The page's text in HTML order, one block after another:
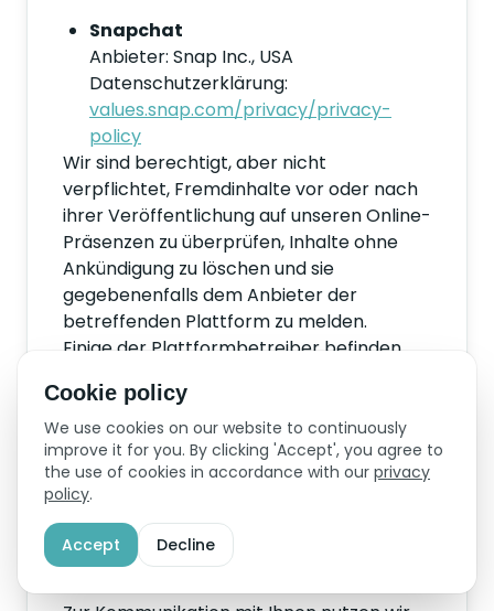
Snapchat
Anbieter: Snap Inc., USA
Datenschutzerklärung:
values.snap.com/privacy/privacy-
policy
Wir sind berechtigt, aber nicht
verpflichtet, Fremdinhalte vor oder nach
ihrer Veröffentlichung auf unseren Online-
Präsenzen zu überprüfen, Inhalte ohne
Ankündigung zu löschen und sie
gegebenenfalls dem Anbieter der
betreffenden Plattform zu melden.
Einige der Plattformbetreiber befinden
Schweiz. Informationen zur
Datenbekanntgabe ins Ausland finden Sie
unter Ziff. 12.
6. Nutzung von
Messenger-Diensten
Cookie policy
We use cookies on our website to continuously
improve it for you. By clicking 'Accept', you agree to
the use of cookies in accordance with our privacy
policy.
Accept Decline